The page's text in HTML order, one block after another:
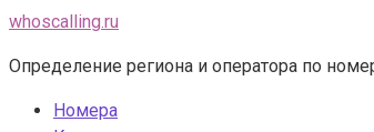
Перейти
контенту
whoscalling.ru
Определение региона и оператора по
Номера